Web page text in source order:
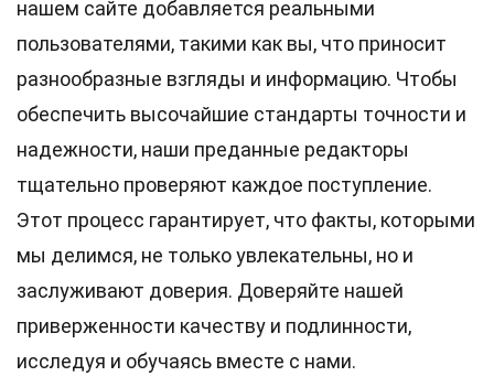
нашем сайте добавляется реальными
пользователями, такими как вы, что приносит
разнообразные взгляды и информацию. Чтобы
обеспечить высочайшие стандарты точности и
надежности, наши преданные редакторы
тщательно проверяют каждое поступление.
Этот процесс гарантирует, что факты, которыми
мы делимся, не только увлекательны, но и
заслуживают доверия. Доверяйте нашей
приверженности качеству и подлинности,
исследуя и обучаясь вместе с нами.